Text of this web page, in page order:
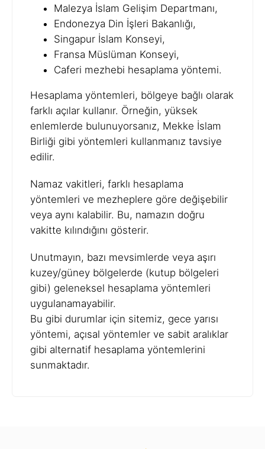
Malezya İslam Gelişim Departmanı,
Endonezya Din İşleri Bakanlığı,
Singapur İslam Konseyi,
Fransa Müslüman Konseyi,
Caferi mezhebi hesaplama yöntemi.
Hesaplama yöntemleri, bölgeye bağlı olarak
farklı açılar kullanır. Örneğin, yüksek
enlemlerde bulunuyorsanız, Mekke İslam
Birliği gibi yöntemleri kullanmanız tavsiye
edilir.
Namaz vakitleri, farklı hesaplama
yöntemleri ve mezheplere göre değişebilir
veya aynı kalabilir. Bu, namazın doğru
vakitte kılındığını gösterir.
Unutmayın, bazı mevsimlerde veya aşırı
kuzey/güney bölgelerde (kutup bölgeleri
gibi) geleneksel hesaplama yöntemleri
uygulanamayabilir.
Bu gibi durumlar için sitemiz, gece yarısı
yöntemi, açısal yöntemler ve sabit aralıklar
gibi alternatif hesaplama yöntemlerini
sunmaktadır.